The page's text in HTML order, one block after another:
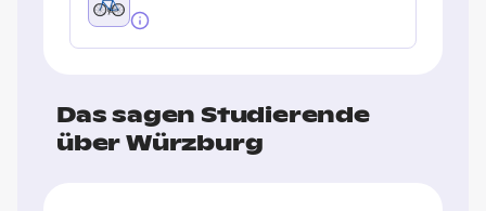
Das sagen Studierende
über Würzburg